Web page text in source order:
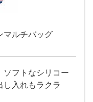
マルチバッグ
ソフトなシリコー
し入れもラクラ